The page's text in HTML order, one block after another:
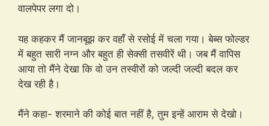
वालपेपर लगा दो।
यह कहकर मैं जानबूझ कर वहाँ से रसोई में चला गया। बेब्स फोल्डर
में बहुत सारी नग्न और बहुत ही सेक्सी तसवीरें थी। जब मैं वापिस
आया तो मैंने देखा कि वो उन तस्वीरों को जल्दी जल्दी बदल कर
देख रही है।
मैंने कहा- शरमाने की कोई बात नहीं है, तुम इन्हें आराम से देखो।